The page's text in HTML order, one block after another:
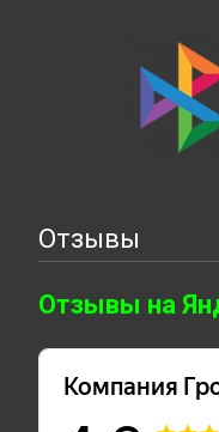
Отзывы
Отзывы на